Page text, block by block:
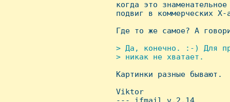
когда это
подвиг в коммеpческих
Где то же самое? А
> Да, конечно. :-) Для
> никак не хватает.
Каpтинки pазные бывают.
Viktor
--- ifmail v.2.14